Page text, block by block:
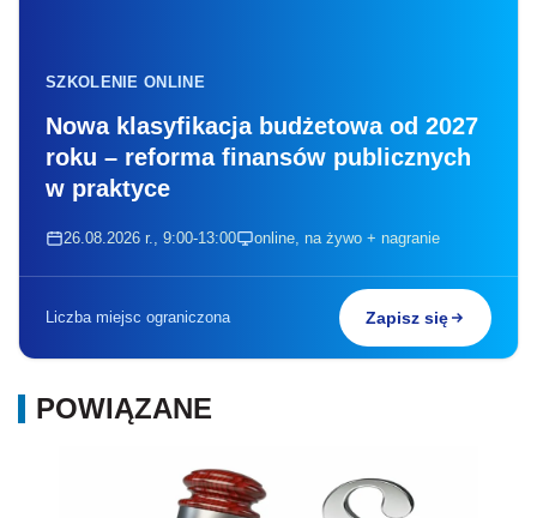
SZKOLENIE ONLINE
Nowa klasyfikacja budżetowa od 2027
roku – reforma finansów publicznych
w praktyce
26.08.2026 r., 9:00-13:00 online, na żywo + nagranie
Liczba miejsc ograniczona Zapisz się
POWIĄZANE